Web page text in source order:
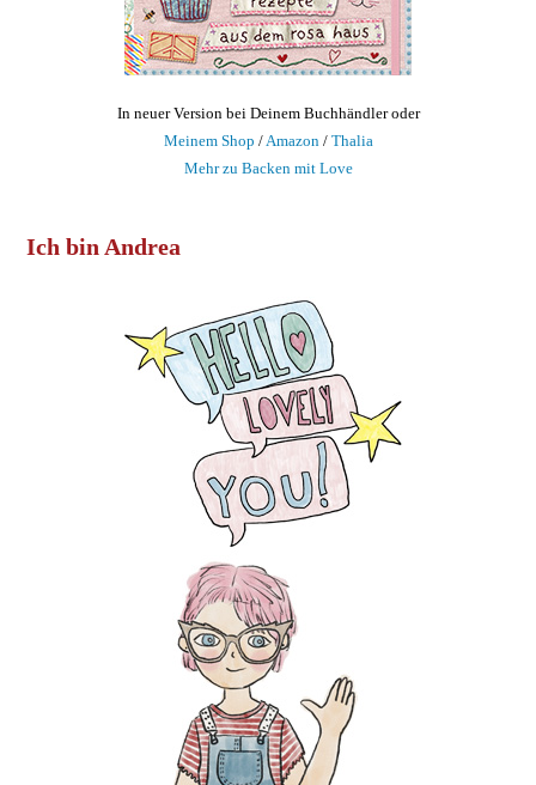
In neuer Version bei Deinem Buchhändler oder
Meinem Shop / Amazon / Thalia
Mehr zu Backen mit Love
Ich bin Andrea